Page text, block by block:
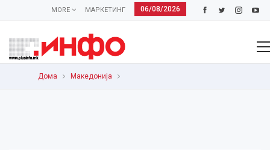
06/08/2026
МАРКЕТИНГ
MORE
Дома Македонија